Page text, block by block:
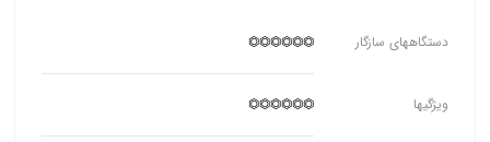
دستگاههای سازگار ⏣⏣⏣⏣⏣⏣
ویژگیها ⏣⏣⏣⏣⏣⏣